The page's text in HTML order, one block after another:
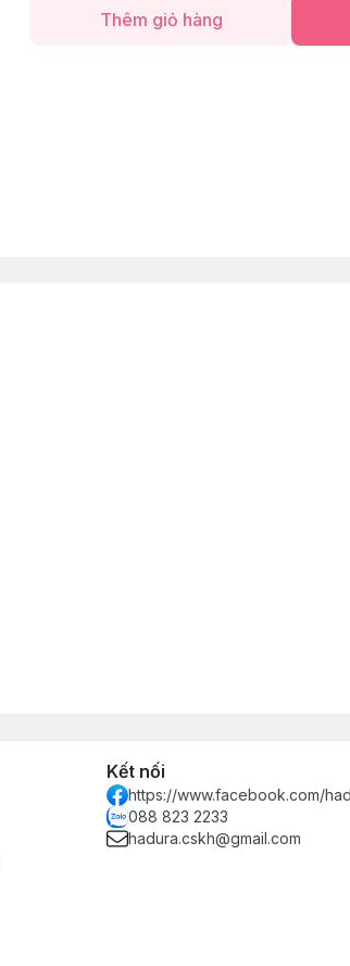
Thêm giỏ hàng
Kết nối
https://www.facebook.com/
088 823 2233
hadura.cskh@gmail.com